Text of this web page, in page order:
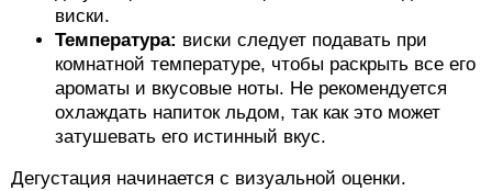
виски.
Температура: виски следует подавать при
комнатной температуре, чтобы раскрыть все его
ароматы и вкусовые ноты. Не рекомендуется
охлаждать напиток льдом, так как это может
затушевать его истинный вкус.
Дегустация начинается с визуальной оценки.